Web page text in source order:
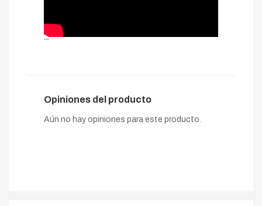
Opiniones del producto
Aún no hay opiniones para este producto.